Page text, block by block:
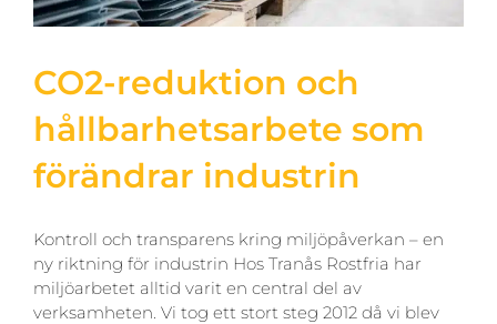
CO2-reduktion och
hållbarhetsarbete som
förändrar industrin
Kontroll och transparens kring miljöpåverkan – en
ny riktning för industrin Hos Tranås Rostfria har
miljöarbetet alltid varit en central del av
verksamheten. Vi tog ett stort steg 2012 då vi blev